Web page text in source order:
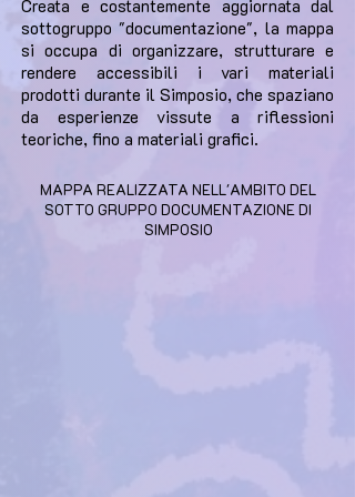
Creata e costantemente aggiornata dal
sottogruppo "documentazione", la mappa
si occupa di organizzare, strutturare e
rendere accessibili i vari materiali
prodotti durante il Simposio, che spaziano
da esperienze vissute a riflessioni
teoriche, fino a materiali grafici.
MAPPA REALIZZATA NELL'AMBITO DEL
SOTTO GRUPPO DOCUMENTAZIONE DI
SIMPOSIO